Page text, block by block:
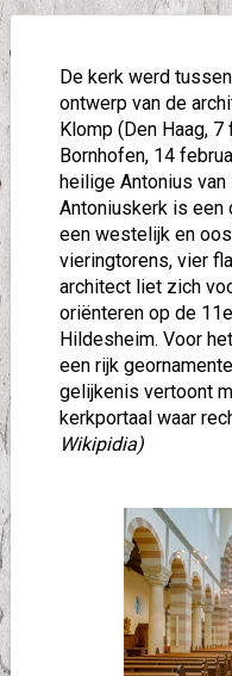
De kerk werd
ontwerp van de
Klomp (Den Haag,
Bornhofen, 14
heilige Antonius van
Antoniuskerk is
een westelijk en
vieringtorens, vier
architect liet zich
oriënteren op de
Hildesheim. Voor
een rijk
gelijkenis vertoont
kerkportaal waar
Wikipidia)